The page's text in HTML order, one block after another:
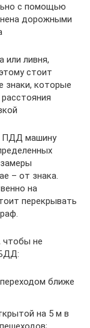
с помощью
дорожными
или ливня,
стоит
знаки, которые
ПДД машину
– от знака.
на
перекрывать
чтобы не
ближе
на 5 м в